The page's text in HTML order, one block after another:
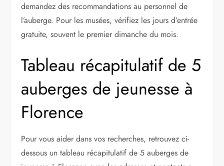
demandez des recommandations au personnel de
l’auberge. Pour les musées, vérifiez les jours d’entrée
gratuite, souvent le premier dimanche du mois.
Tableau récapitulatif de 5
auberges de jeunesse à
Florence
Pour vous aider dans vos recherches, retrouvez ci-
dessous un tableau récapitulatif de 5 auberges de